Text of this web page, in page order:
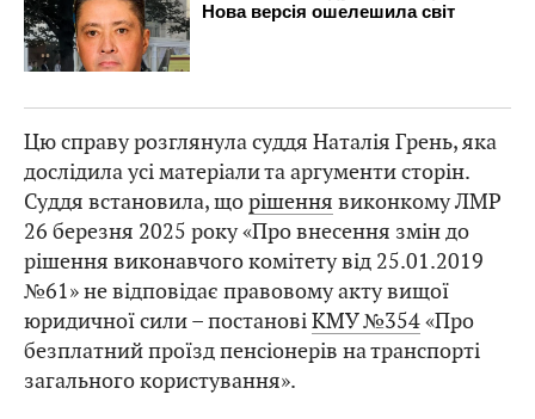
Цю справу розглянула суддя Наталія Грень, яка
дослідила усі матеріали та аргументи сторін.
Суддя встановила, щорішення виконкому ЛМР
26 березня 2025 року «Про внесення змін до
рішення виконавчого комітету від 25.01.2019
№61» не відповідає правовому акту вищої
юридичної сили – постановіКМУ №354«Про
безплатний проїзд пенсіонерів на транспорті
загального користування».